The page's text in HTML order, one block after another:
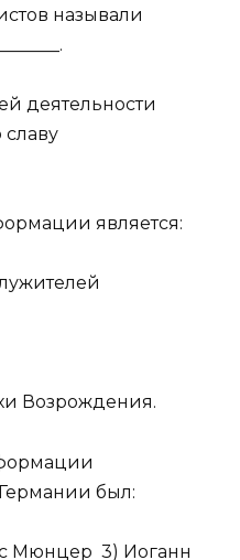
называли
деятельности
славу
является:
Возрождения.
был:
Мюнцер 3) Иоганн